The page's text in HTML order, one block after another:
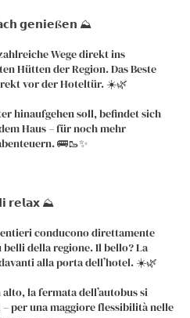
𝗴𝗲𝗻𝗶𝗲ß𝗲𝗻 ⛰️
Wege direkt ins
Hütten der Region. Das Beste
vor der Hoteltür. ☀️🌿
hinaufgehen soll, befindet sich
Haus – für noch mehr
🚌🥾✨
𝗿𝗲𝗹𝗮𝘅 ⛰️
conducono direttamente
della regione. Il bello? La
alla porta dell’hotel. ☀️🌿
la fermata dell’autobus si
per una maggiore flessibilità nelle